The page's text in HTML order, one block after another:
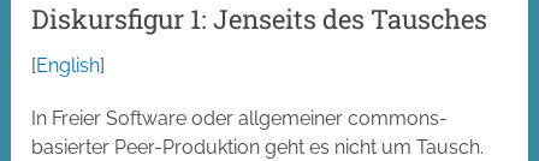
Diskursfigur 1: Jenseits des Tausches
[English]
In Freier Software oder allgemeiner commons-
basierter Peer-Produktion geht es nicht um Tausch.